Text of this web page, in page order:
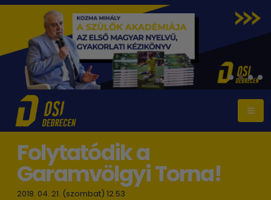
Folytatódik a
Garamvölgyi Torna!
2018. 04. 21. (szombat) 12.53